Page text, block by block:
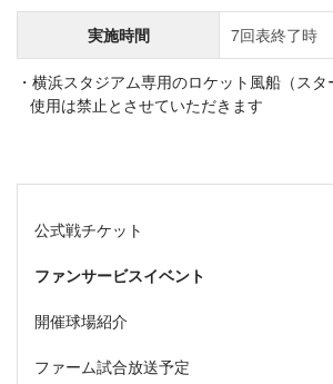
実施時間 7回表終了時
横浜スタジアム専用のロケット風船（ス
使用は禁止とさせていただきます
公式戦チケット
ファンサービスイベント
開催球場紹介
ファーム試合放送予定